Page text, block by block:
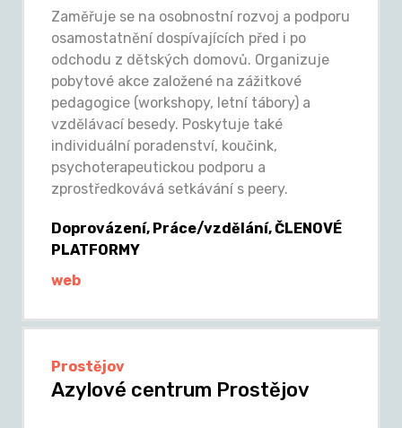
Zaměřuje se na osobnostní rozvoj a podporu
osamostatnění dospívajících před i po
odchodu z dětských domovů. Organizuje
pobytové akce založené na zážitkové
pedagogice (workshopy, letní tábory) a
vzdělávací besedy. Poskytuje také
individuální poradenství, koučink,
psychoterapeutickou podporu a
zprostředkovává setkávání s peery.
Doprovázení, Práce/vzdělání, ČLENOVÉ
PLATFORMY
web
Prostějov
Azylové centrum Prostějov